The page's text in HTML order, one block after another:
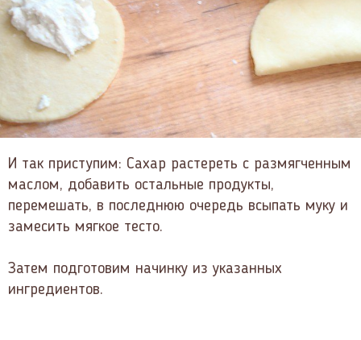
И так приступим: Сахар растереть с размягченным
маслом, добавить остальные продукты,
перемешать, в последнюю очередь всыпать муку и
замесить мягкое тесто.
Затем подготовим начинку из указанных
ингредиентов.